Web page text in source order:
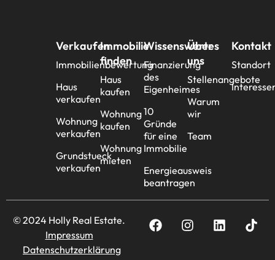
Verkaufen
Immobilienbewertung
Haus
verkaufen
Wohnung
verkaufen
Grundstueck
verkaufen
Immobilie
finden
Haus
kaufen
Wohnung
kaufen
Wohnung
mieten
Wissenswertes
Finanzierung
des
Eigenheimes
10
Gründe
für eine
Immobilie
Energieausweis
beantragen
Über
uns
Stellenangebote
Warum
wir
Team
Kontakt
Standort
© 2024 Holly Real Estate.
Impressum
Datenschutzerklärung